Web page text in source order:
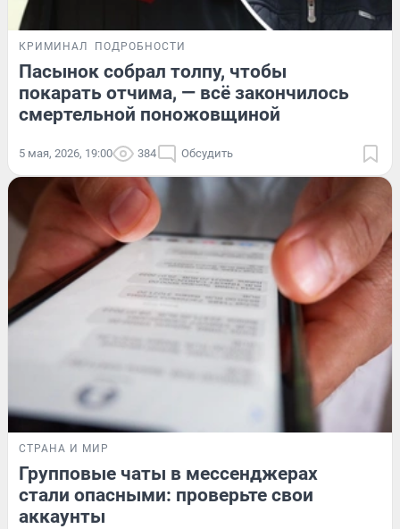
КРИМИНАЛ ПОДРОБНОСТИ
Пасынок собрал толпу, чтобы
покарать отчима, — всё закончилось
смертельной поножовщиной
5 мая, 2026, 19:00 384 Обсудить
СТРАНА И МИР
Групповые чаты в мессенджерах
стали опасными: проверьте свои
аккаунты